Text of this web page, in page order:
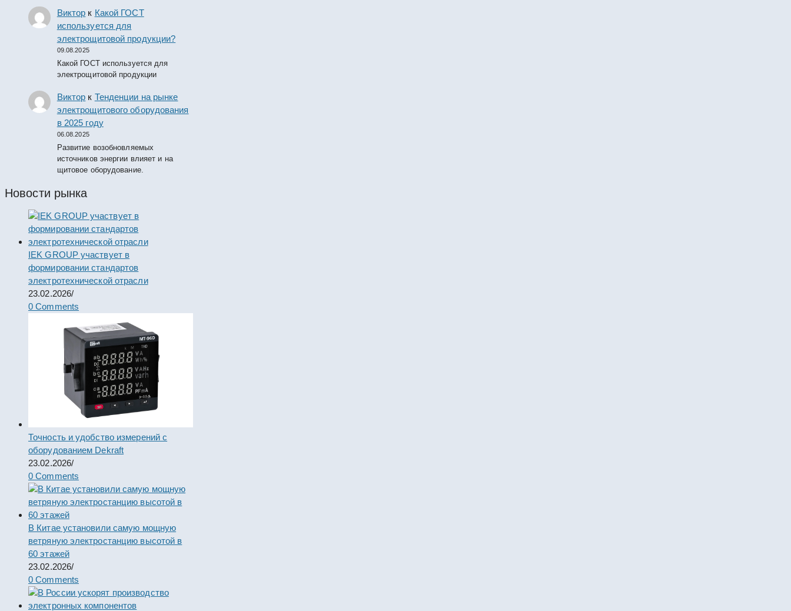
Виктор к Какой ГОСТ
используется для
электрощитовой продукции?
09.08.2025
Какой ГОСТ используется для
электрощитовой продукции
Виктор к Тенденции на рынке
электрощитового оборудования
в 2025 году
06.08.2025
Развитие возобновляемых
источников энергии влияет и на
щитовое оборудование.
Новости рынка
IEK GROUP участвует в
формировании стандартов
электротехнической отрасли
23.02.2026/
0 Comments
Точность и удобство измерений с
оборудованием Dekraft
23.02.2026/
0 Comments
В Китае установили самую мощную
ветряную электростанцию высотой в
60 этажей
23.02.2026/
0 Comments